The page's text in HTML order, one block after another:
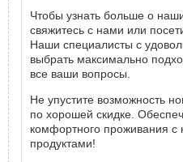
Чтобы узнать больше о
свяжитесь с нами или
Наши специалисты с
выбрать максимально
все ваши вопросы.
Не упустите возможность
по хорошей скидке.
комфортного проживания
продуктами!